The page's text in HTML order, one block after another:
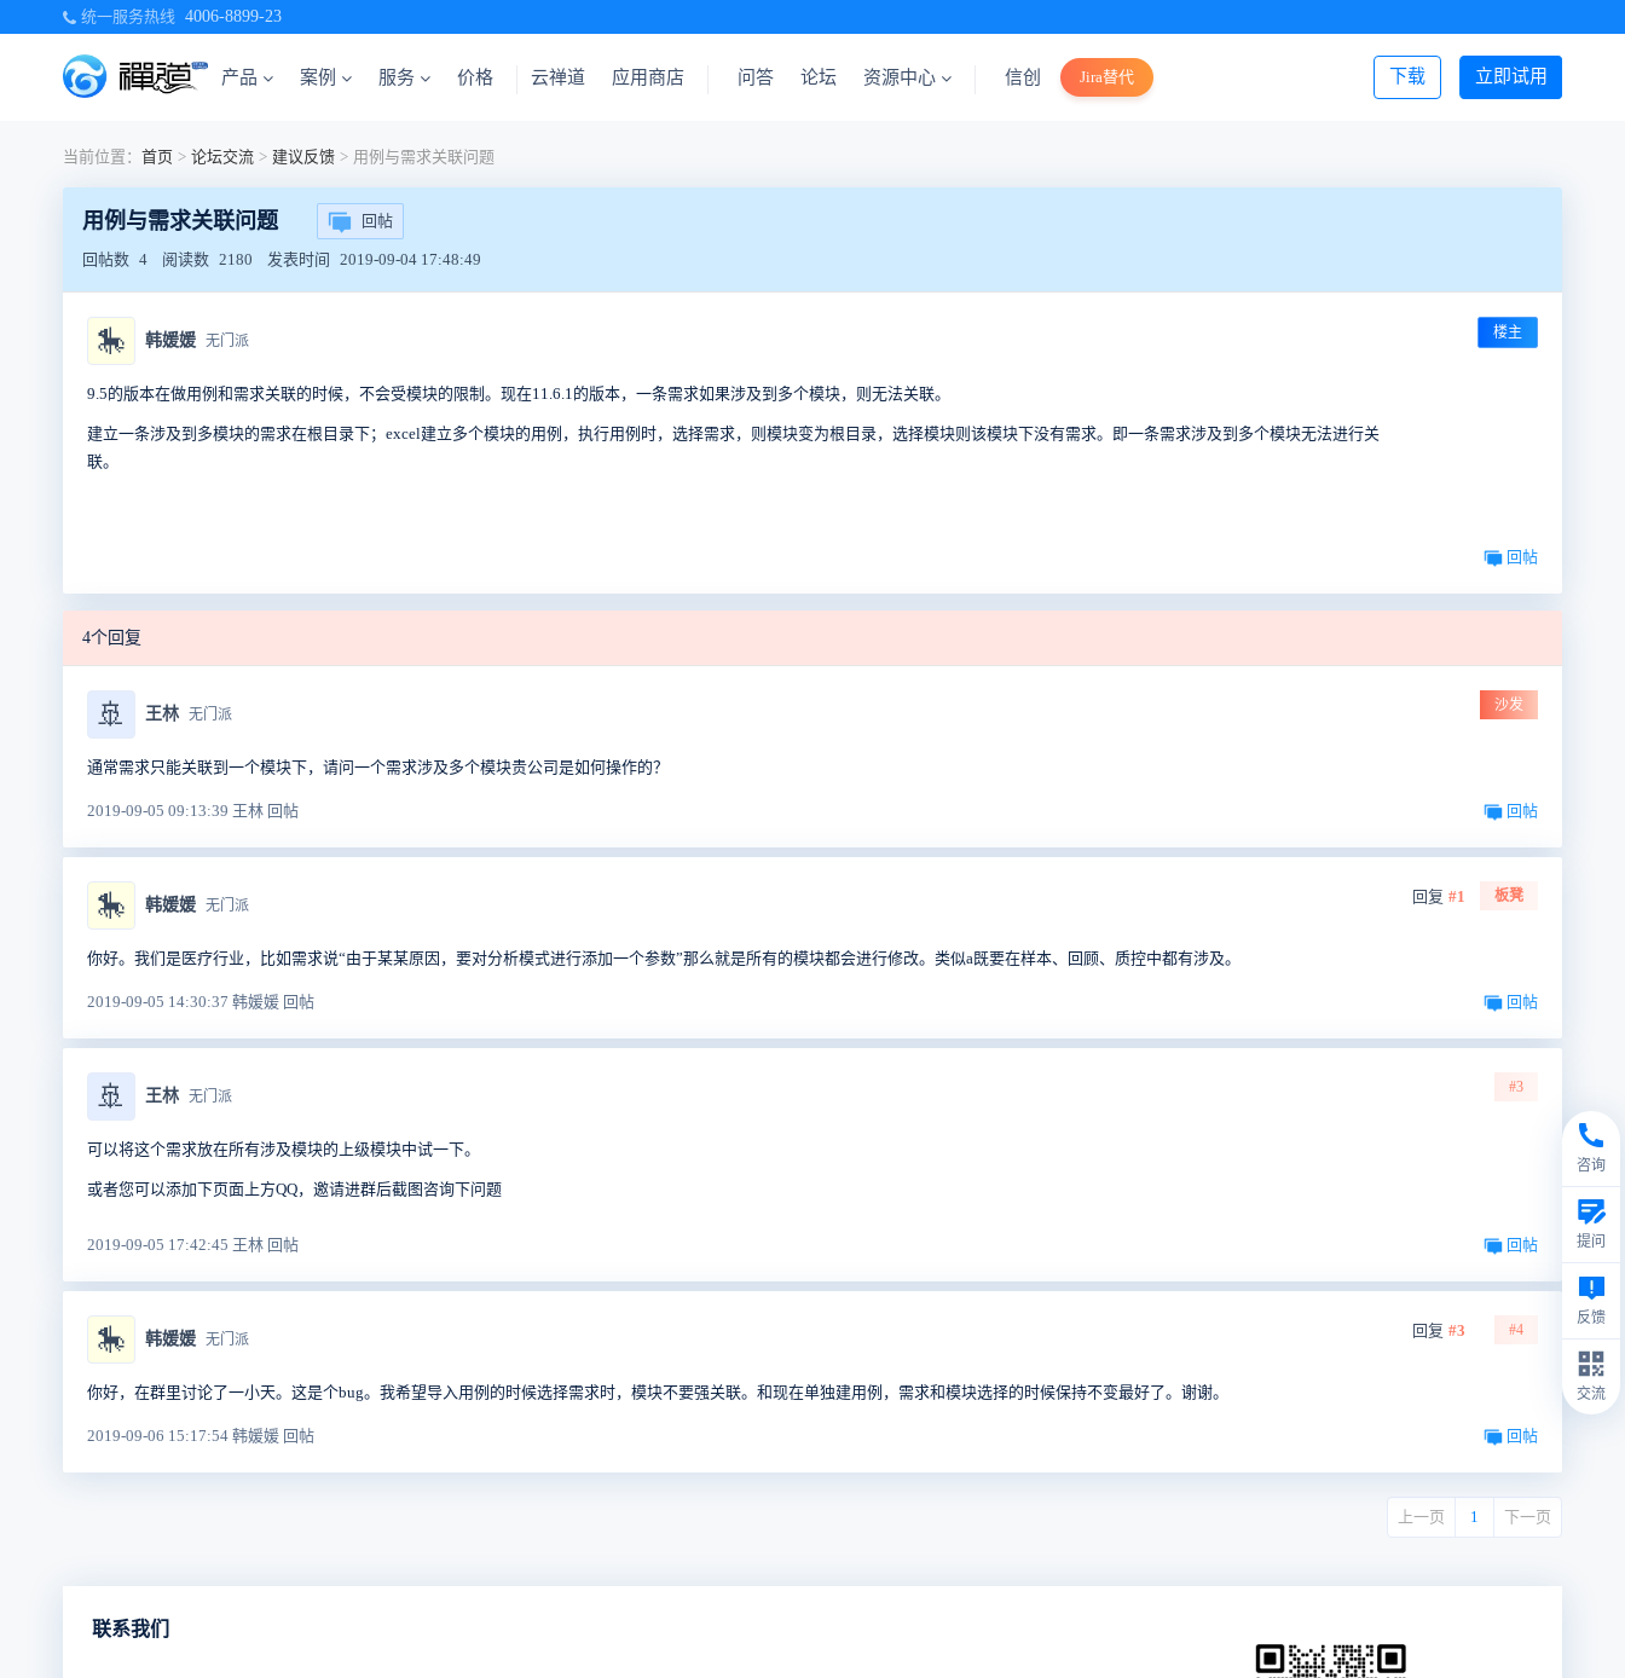
统一服务热线 4006-8899-23
产品 案例 服务 价格 立即试用
下载
云禅道 应用商店 问答 论坛 资源中心 信创 Jira替代 登录/注册
当前位置： 首页 > 论坛交流 > 建议反馈 > 用例与需求关联问题
用例与需求关联问题 回帖
回帖数 4 阅读数 2180 发表时间 2019-09-04 17:48:49
🎠 韩媛媛 无门派 楼主
9.5的版本在做用例和需求关联的时候，不会受模块的限制。现在11.6.1的版本，一条需求如果涉及到多个模块，则无法关联。
建立一条涉及到多模块的需求在根目录下；excel建立多个模块的用例，执行用例时，选择需求，则模块变为根目录，选择模块则该模块下没有需求。即一条需求涉及到多个模块无法进行关
联。
回帖
4个回复
🚢 王林 无门派
沙发
通常需求只能关联到一个模块下，请问一个需求涉及多个模块贵公司是如何操作的？
2019-09-05 09:13:39 王林 回帖 回帖
🎠 韩媛媛 无门派
板凳
回复 #1
你好。我们是医疗行业，比如需求说“由于某某原因，要对分析模式进行添加一个参数”那么就是所有的模块都会进行修改。类似a既要在样本、回顾、质控中都有涉及。
2019-09-05 14:30:37 韩媛媛 回帖 回帖
🚢 王林 无门派
#3
可以将这个需求放在所有涉及模块的上级模块中试一下。
或者您可以添加下页面上方QQ，邀请进群后截图咨询下问题
2019-09-05 17:42:45 王林 回帖 回帖
🎠 韩媛媛 无门派
#4
回复 #3
你好，在群里讨论了一小天。这是个bug。我希望导入用例的时候选择需求时，模块不要强关联。和现在单独建用例，需求和模块选择的时候保持不变最好了。谢谢。
2019-09-06 15:17:54 韩媛媛 回帖 回帖
上一页 1 下一页
联系我们
咨询
提问
反馈
交流